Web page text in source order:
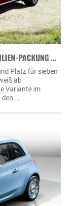
PACKUNG …
Platz für sieben
ab
Variante im
den …